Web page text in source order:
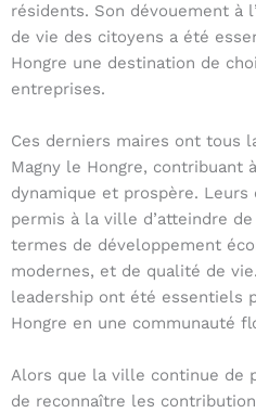
résidents. Son dévouement à
de vie des citoyens a été
Hongre une destination de
entreprises.
Ces derniers maires ont tous
Magny le Hongre, contribuant
dynamique et prospère.
permis à la ville d’atteindre
termes de développement
modernes, et de qualité de
leadership ont été essentiels
Hongre en une communauté
Alors que la ville continue de
de reconnaître les